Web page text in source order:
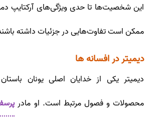
این شخصیت‌ها تا حدی ویژگی‌های آرکتایپ
ممکن است تفاوت‌هایی در جزئیات داشته
دیمیتر در افسانه ها
دیمیتر یکی از خدایان اصلی یونان
محصولات و فصول مرتبط است. او مادر